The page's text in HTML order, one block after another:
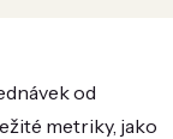
od
metriky, jako